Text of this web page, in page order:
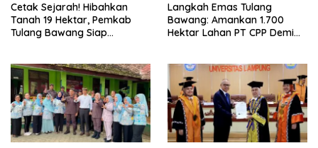
Cetak Sejarah! Hibahkan
Tanah 19 Hektar, Pemkab
Tulang Bawang Siap
Lampung
Langkah Emas Tulang
Bawang: Amankan 1.700
Hektar Lahan PT CPP Demi